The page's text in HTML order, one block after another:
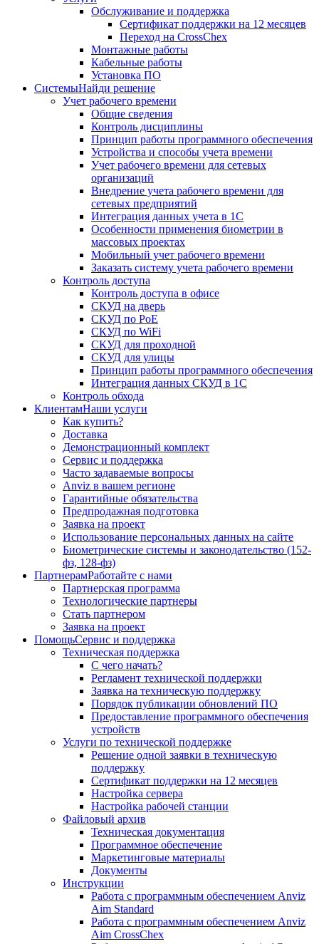
Обслуживание и поддержка
Сертификат поддержки на 12 месяцев
Переход на CrossChex
Монтажные работы
Кабельные работы
Установка ПО
СистемыНайди решение
Учет рабочего времени
Общие сведения
Контроль дисциплины
Принцип работы программного обеспечения
Устройства и способы учета времени
Учет рабочего времени для сетевых
организаций
Внедрение учета рабочего времени для
сетевых предприятий
Интеграция данных учета в 1С
Особенности применения биометрии в
массовых проектах
Мобильный учет рабочего времени
Заказать систему учета рабочего времени
Контроль доступа
Контроль доступа в офисе
СКУД на дверь
СКУД по PoE
СКУД по WiFi
СКУД для проходной
СКУД для улицы
Принцип работы программного обеспечения
Интеграция данных СКУД в 1С
Контроль обхода
КлиентамНаши услуги
Как купить?
Доставка
Демонстрационный комплект
Сервис и поддержка
Часто задаваемые вопросы
Anviz в вашем регионе
Гарантийные обязательства
Предпродажная подготовка
Заявка на проект
Использование персональных данных на сайте
Биометрические системы и законодательство (152-
фз, 128-фз)
ПартнерамРаботайте с нами
Партнерская программа
Технологические партнеры
Стать партнером
Заявка на проект
ПомощьСервис и поддержка
Техническая поддержка
С чего начать?
Регламент технической поддержки
Заявка на техническую поддержку
Порядок публикации обновлений ПО
Предоставление программного обеспечения
устройств
Услуги по технической поддержке
Решение одной заявки в техническую
поддержку
Сертификат поддержки на 12 месяцев
Настройка сервера
Настройка рабочей станции
Файловый архив
Техническая документация
Программное обеспечение
Маркетинговые материалы
Документы
Инструкции
Работа с программным обеспечением Anviz
Aim Standard
Работа с программным обеспечением Anviz
Aim CrossChex